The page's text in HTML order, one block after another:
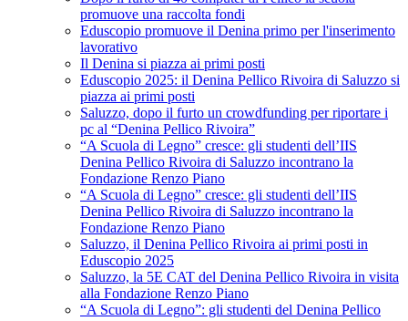
promuove una raccolta fondi
Eduscopio promuove il Denina primo per l'inserimento
lavorativo
Il Denina si piazza ai primi posti
Eduscopio 2025: il Denina Pellico Rivoira di Saluzzo si
piazza ai primi posti
Saluzzo, dopo il furto un crowdfunding per riportare i
pc al “Denina Pellico Rivoira”
“A Scuola di Legno” cresce: gli studenti dell’IIS
Denina Pellico Rivoira di Saluzzo incontrano la
Fondazione Renzo Piano
“A Scuola di Legno” cresce: gli studenti dell’IIS
Denina Pellico Rivoira di Saluzzo incontrano la
Fondazione Renzo Piano
Saluzzo, il Denina Pellico Rivoira ai primi posti in
Eduscopio 2025
Saluzzo, la 5E CAT del Denina Pellico Rivoira in visita
alla Fondazione Renzo Piano
“A Scuola di Legno”: gli studenti del Denina Pellico